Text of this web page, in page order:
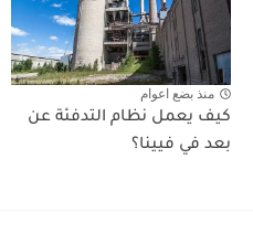
منذ بضع اعوام
كيف يعمل نظام التدفئة عن
بعد في فيينا؟